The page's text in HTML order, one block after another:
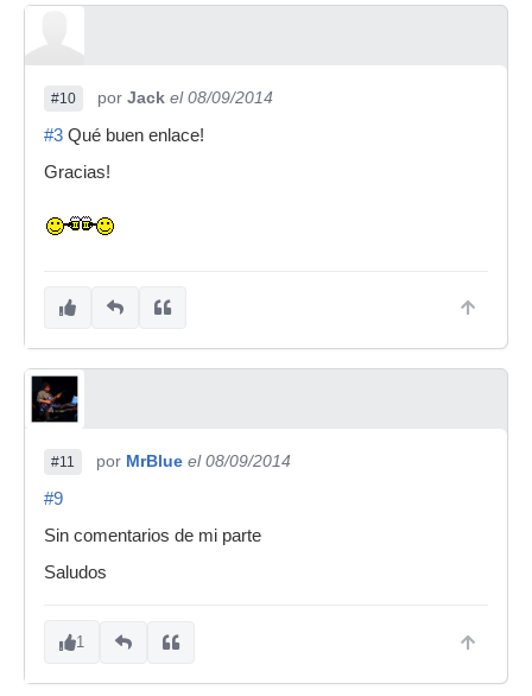
#10 por Jack el 08/09/2014
#3 Qué buen enlace!
Gracias!
#11 por MrBlue el 08/09/2014
#9
Sin comentarios de mi parte
Saludos
1